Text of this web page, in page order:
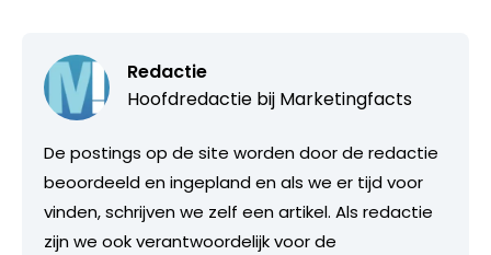
Redactie
Hoofdredactie bij Marketingfacts
De postings op de site worden door de redactie
beoordeeld en ingepland en als we er tijd voor
vinden, schrijven we zelf een artikel. Als redactie
zijn we ook verantwoordelijk voor de